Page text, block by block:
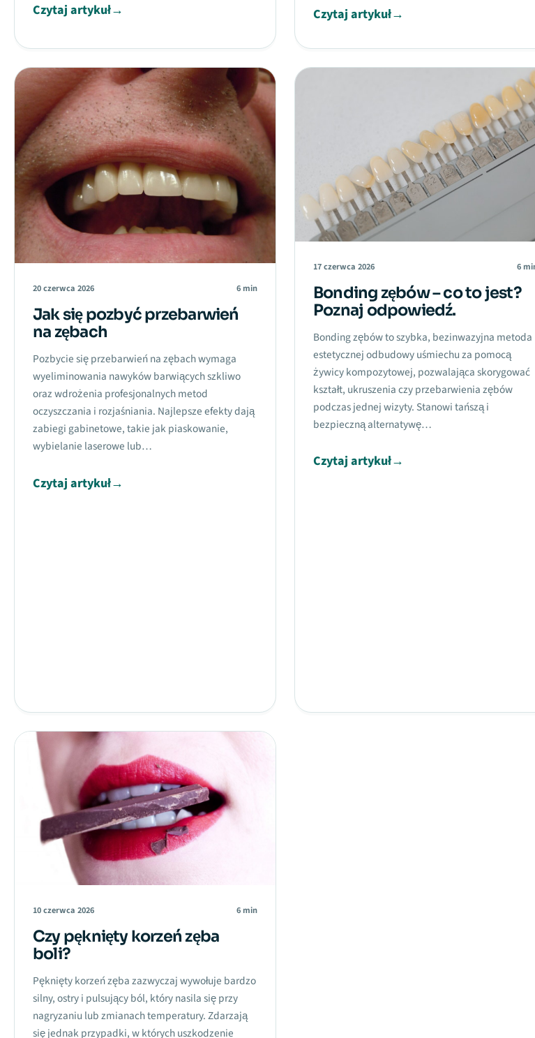
Czytaj artykuł→ Czytaj artykuł→
20 czerwca 2026 6 min
Jak się pozbyć przebarwień
na zębach
Pozbycie się przebarwień na zębach wymaga
wyeliminowania nawyków barwiących szkliwo
oraz wdrożenia profesjonalnych metod
oczyszczania i rozjaśniania. Najlepsze efekty dają
zabiegi gabinetowe, takie jak piaskowanie,
wybielanie laserowe lub…
Czytaj artykuł→
17 czerwca 2026 6
Bonding zębów – co to jest?
Poznaj odpowiedź.
Bonding zębów to szybka, bezinwazyjna metoda
estetycznej odbudowy uśmiechu za pomocą
żywicy kompozytowej, pozwalająca skorygować
kształt, ukruszenia czy przebarwienia zębów
podczas jednej wizyty. Stanowi tańszą i
bezpieczną alternatywę…
Czytaj artykuł→
10 czerwca 2026 6 min
Czy pęknięty korzeń zęba
boli?
Pęknięty korzeń zęba zazwyczaj wywołuje bardzo
silny, ostry i pulsujący ból, który nasila się przy
nagryzaniu lub zmianach temperatury. Zdarzają
się jednak przypadki, w których uszkodzenie